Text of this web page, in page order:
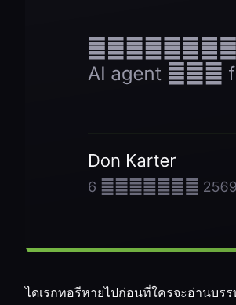
ไดเรกทอรีหายไปก่อนที่ใครจะอ่านบร